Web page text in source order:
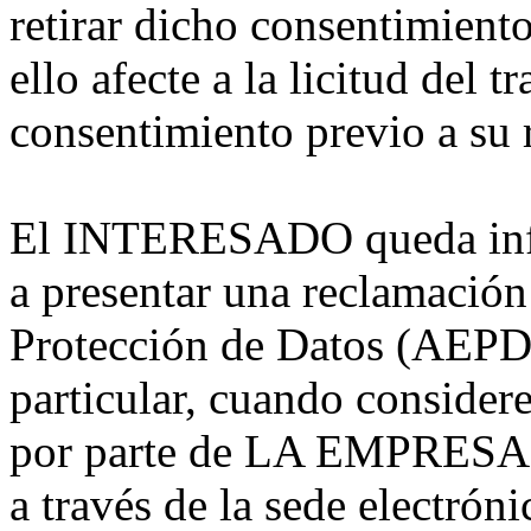
retirar dicho
ello afecte a la licitud del
consentimiento previo a su
El INTERESADO queda
a presentar una
Protección de Datos
particular, cuando
por parte de LA
a través de la sede